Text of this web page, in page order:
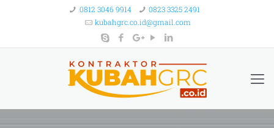
0812 3046 9914
0823 3325 2491
kubahgrc.co.id@gmail.com